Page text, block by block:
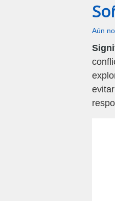
Aún